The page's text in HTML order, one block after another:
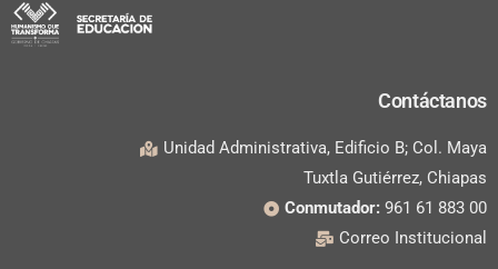
Contáctanos
Unidad Administrativa, Edificio B; Col. Maya
Tuxtla Gutiérrez, Chiapas
Conmutador: 961 61 883 00
Correo Institucional